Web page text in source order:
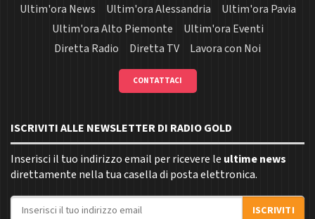
Ultim'ora News
Ultim'ora Alessandria
Ultim'ora Pavia
Ultim'ora Alto Piemonte
Ultim'ora Eventi
Diretta Radio
Diretta TV Lavora con Noi
CONTATTACI
ISCRIVITI ALLE NEWSLETTER DI RADIO GOLD
Inserisci il tuo indirizzo email per ricevere le ultime news
direttamente nella tua casella di posta elettronica.
Indirizzo email
ISCRIVITI